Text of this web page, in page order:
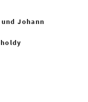
Johann